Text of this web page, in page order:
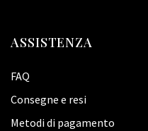
ASSISTENZA
FAQ
Consegne e resi
Metodi di pagamento